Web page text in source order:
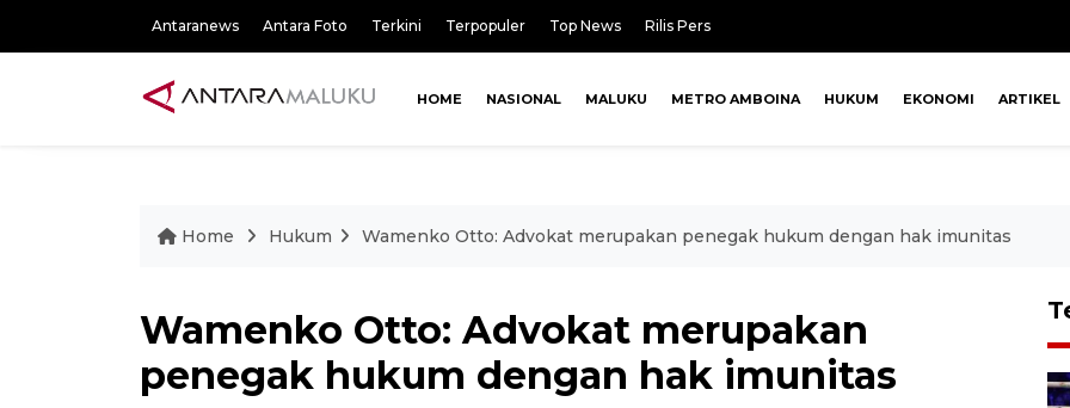
Antaranews Antara Foto Terkini Terpopuler Top News Rilis Pers
HOME NASIONAL MALUKU METRO AMBOINA HUKUM EKONOMI ARTIKEL
Home Hukum Wamenko Otto: Advokat merupakan penegak hukum dengan hak imunitas
Wamenko Otto: Advokat merupakan
penegak hukum dengan hak imunitas